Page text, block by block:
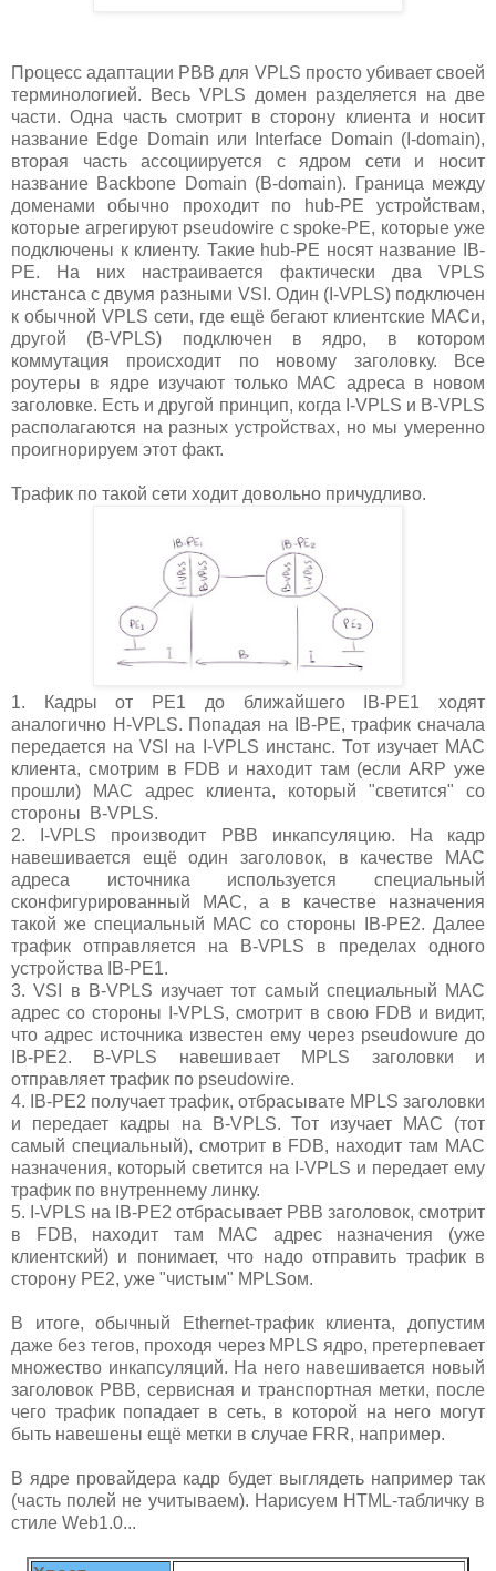
Процесс адаптации PBB для VPLS просто убивает своей
терминологией. Весь VPLS домен разделяется на две
части. Одна часть смотрит в сторону клиента и носит
название Edge Domain или Interface Domain (I-domain),
вторая часть ассоциируется с ядром сети и носит
название Backbone Domain (B-domain). Граница между
доменами обычно проходит по hub-PE устройствам,
которые агрегируют pseudowire c spoke-PE, которые уже
подключены к клиенту. Такие hub-PE носят название IB-
PE. На них настраивается фактически два VPLS
инстанса с двумя разными VSI. Один (I-VPLS) подключен
к обычной VPLS сети, где ещё бегают клиентские MACи,
другой (B-VPLS) подключен в ядро, в котором
коммутация происходит по новому заголовку. Все
роутеры в ядре изучают только MAC адреса в новом
заголовке. Есть и другой принцип, когда I-VPLS и B-VPLS
располагаются на разных устройствах, но мы умеренно
проигнорируем этот факт.
Трафик по такой сети ходит довольно причудливо.
1. Кадры от PE1 до ближайшего IB-PE1 ходят
аналогично H-VPLS. Попадая на IB-PE, трафик сначала
передается на VSI на I-VPLS инстанс. Тот изучает MAC
клиента, смотрим в FDB и находит там (если ARP уже
прошли) MAC адрес клиента, который "светится" со
стороны B-VPLS.
2. I-VPLS производит PBB инкапсуляцию. На кадр
навешивается ещё один заголовок, в качестве MAC
адреса источника используется специальный
сконфигурированный MAС, а в качестве назначения
такой же специальный MAC со стороны IB-PE2. Далее
трафик отправляется на B-VPLS в пределах одного
устройства IB-PE1.
3. VSI в B-VPLS изучает тот самый специальный MAC
адрес со стороны I-VPLS, смотрит в свою FDB и видит,
что адрес источника известен ему через pseudowure до
IB-PE2. B-VPLS навешивает MPLS заголовки и
отправляет трафик по pseudowire.
4. IB-PE2 получает трафик, отбрасывате MPLS заголовки
и передает кадры на B-VPLS. Тот изучает MAC (тот
самый специальный), смотрит в FDB, находит там MAC
назначения, который светится на I-VPLS и передает ему
трафик по внутреннему линку.
5. I-VPLS на IB-PE2 отбрасывает PBB заголовок, смотрит
в FDB, находит там MAC адрес назначения (уже
клиентский) и понимает, что надо отправить трафик в
сторону PE2, уже "чистым" MPLSом.
В итоге, обычный Ethernet-трафик клиента, допустим
даже без тегов, проходя через MPLS ядро, претерпевает
множество инкапсуляций. На него навешивается новый
заголовок PBB, сервисная и транспортная метки, после
чего трафик попадает в сеть, в которой на него могут
быть навешены ещё метки в случае FRR, например.
В ядре провайдера кадр будет выглядеть например так
(часть полей не учитываем). Нарисуем HTML-табличку в
стиле Web1.0...